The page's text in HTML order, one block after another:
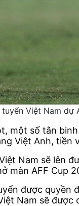
Việt Nam dự
một số tân
Việt Anh, tiền
Nam sẽ lên
màn AFF Cup
được quyền
Nam sẽ